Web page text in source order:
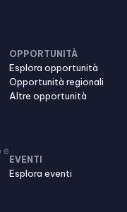
e
OPPORTUNITÀ
Esplora opportunità
Opportunità regionali
Altre opportunità
EVENTI
Esplora eventi